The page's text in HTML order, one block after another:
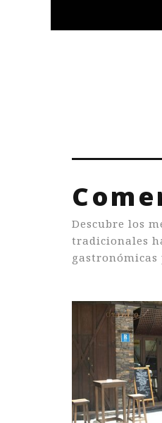
Descubre los
tradicionales
gastronómicas